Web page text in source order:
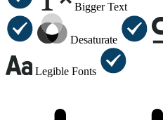
Bigger Text
Desaturate
Legible Fonts